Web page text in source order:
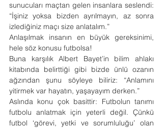
sunucuları maçtan gelen insanlara seslendi:
“İşiniz yoksa bizden ayrılmayın, az sonra
izlediğiniz maçı size anlatalım.”
Anlaşılmak insanın en büyük gereksinimi,
hele söz konusu futbolsa!
Buna karşılık Albert Bayet’in bilim ahlakı
kitabında belirttiği gibi bizde ünlü ozanın
ağzından şunu söyleye biliriz: “Anlamını
yitirmek var hayatın, yaşayayım derken.”
Aslında konu çok basittir: Futbolun tanımı
futbolu anlatmak için yeterli değil. Çünkü
futbol ‘görevi, yetki ve sorumluluğu’ olan